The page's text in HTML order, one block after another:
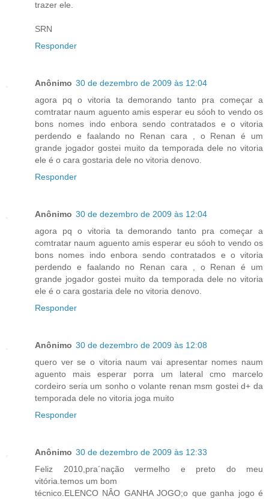
trazer ele.
SRN
Responder
Anônimo 30 de dezembro de 2009 às 12:04
agora pq o vitoria ta demorando tanto pra começar a
comtratar naum aguento amis esperar eu sóoh to vendo os
bons nomes indo enbora sendo contratados e o vitoria
perdendo e faalando no Renan cara , o Renan é um
grande jogador gostei muito da temporada dele no vitoria
ele é o cara gostaria dele no vitoria denovo.
Responder
Anônimo 30 de dezembro de 2009 às 12:04
agora pq o vitoria ta demorando tanto pra começar a
comtratar naum aguento amis esperar eu sóoh to vendo os
bons nomes indo enbora sendo contratados e o vitoria
perdendo e faalando no Renan cara , o Renan é um
grande jogador gostei muito da temporada dele no vitoria
ele é o cara gostaria dele no vitoria denovo.
Responder
Anônimo 30 de dezembro de 2009 às 12:08
quero ver se o vitoria naum vai apresentar nomes naum
aguento mais esperar porra um lateral cmo marcelo
cordeiro seria um sonho o volante renan msm gostei d+ da
temporada dele no vitoria joga muito
Responder
Anônimo 30 de dezembro de 2009 às 12:33
Feliz 2010,pra´nação vermelho e preto do meu
vitória.temos um bom
técnico.ELENCO NÂO GANHA JOGO;o que ganha jogo é